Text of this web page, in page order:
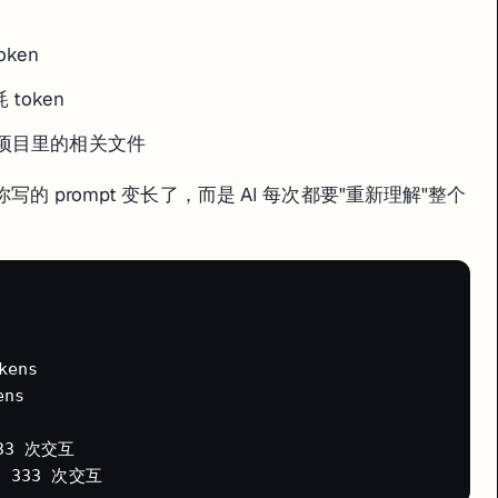
"全貌。应对方法：
源，在移动设备上会很慢。推荐用电脑操作。
token
目里的相关文件
的 prompt 变长了，而是 AI 每次都要"重新理解"整个
次交互